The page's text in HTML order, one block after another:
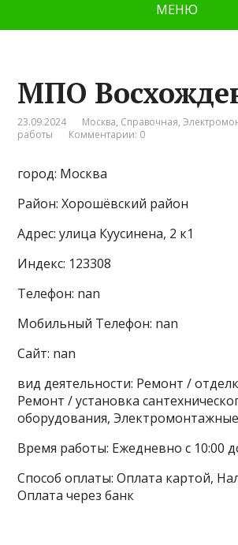
МЕНЮ
МПО
23.09.2024 Москва, Справочная,
работы
Комментарии: 0
город: Москва
Район: Хорошёвский район
Адрес: улица Куусинена, 2 к1
Индекс: 123308
Телефон: nan
Мобильный Телефон: nan
Сайт: nan
вид деятельности: Ремонт /
Ремонт / установка
оборудования,
Время работы: Ежедневно с 10:00
Способ оплаты: Оплата картой,
Оплата через банк